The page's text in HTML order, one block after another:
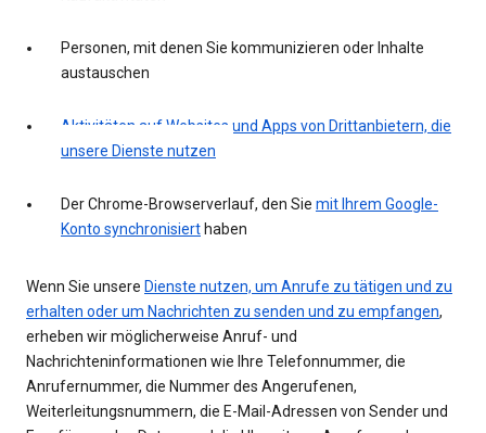
Personen, mit denen Sie kommunizieren oder Inhalte
austauschen
Aktivitäten auf Websites und Apps von Drittanbietern, die
unsere Dienste nutzen
Der Chrome-Browserverlauf, den Sie mit Ihrem Google-
Konto synchronisiert haben
Wenn Sie unsere Dienste nutzen, um Anrufe zu tätigen und zu
erhalten oder um Nachrichten zu senden und zu empfangen,
erheben wir möglicherweise Anruf- und
Nachrichteninformationen wie Ihre Telefonnummer, die
Anrufernummer, die Nummer des Angerufenen,
Weiterleitungsnummern, die E-Mail-Adressen von Sender und